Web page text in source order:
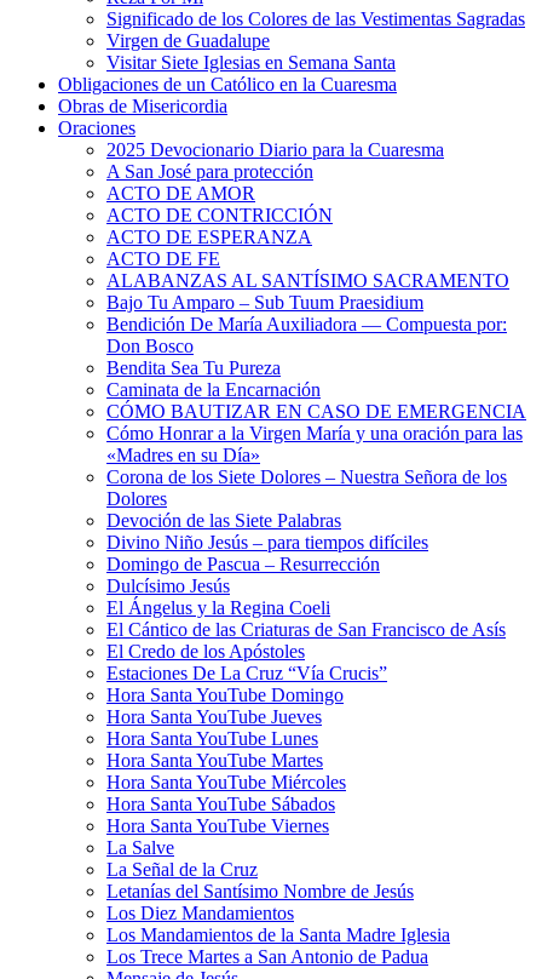
Significado de los Colores de las Vestimentas Sagradas
Virgen de Guadalupe
Visitar Siete Iglesias en Semana Santa
Obligaciones de un Católico en la Cuaresma
Obras de Misericordia
Oraciones
2025 Devocionario Diario para la Cuaresma
A San José para protección
ACTO DE AMOR
ACTO DE CONTRICCIÓN
ACTO DE ESPERANZA
ACTO DE FE
ALABANZAS AL SANTÍSIMO SACRAMENTO
Bajo Tu Amparo – Sub Tuum Praesidium
Bendición De María Auxiliadora — Compuesta por:
Don Bosco
Bendita Sea Tu Pureza
Caminata de la Encarnación
CÓMO BAUTIZAR EN CASO DE EMERGENCIA
Cómo Honrar a la Virgen María y una oración para las
«Madres en su Día»
Corona de los Siete Dolores – Nuestra Señora de los
Dolores
Devoción de las Siete Palabras
Divino Niño Jesús – para tiempos difíciles
Domingo de Pascua – Resurrección
Dulcísimo Jesús
El Ángelus y la Regina Coeli
El Cántico de las Criaturas de San Francisco de Asís
El Credo de los Apóstoles
Estaciones De La Cruz “Vía Crucis”
Hora Santa YouTube Domingo
Hora Santa YouTube Jueves
Hora Santa YouTube Lunes
Hora Santa YouTube Martes
Hora Santa YouTube Miércoles
Hora Santa YouTube Sábados
Hora Santa YouTube Viernes
La Salve
La Señal de la Cruz
Letanías del Santísimo Nombre de Jesús
Los Diez Mandamientos
Los Mandamientos de la Santa Madre Iglesia
Los Trece Martes a San Antonio de Padua